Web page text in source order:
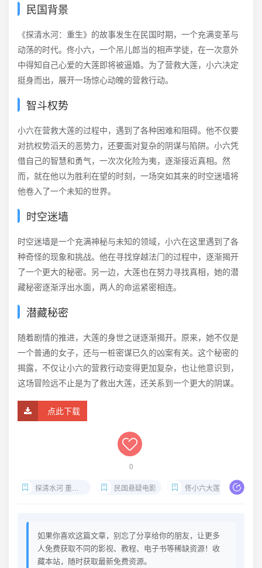
民国背景
《探清水河：重生》的故事发生在民国时期，一个充满变革与
动荡的时代。佟小六，一个吊儿郎当的相声学徒，在一次意外
中得知自己心爱的大莲即将被逼婚。为了营救大莲，小六决定
挺身而出，展开一场惊心动魄的营救行动。
智斗权势
小六在营救大莲的过程中，遇到了各种困难和阻碍。他不仅要
对抗权势滔天的恶势力，还要面对复杂的阴谋与陷阱。小六凭
借自己的智慧和勇气，一次次化险为夷，逐渐接近真相。然
而，就在他以为胜利在望的时刻，一场突如其来的时空迷墙将
他卷入了一个未知的世界。
时空迷墙
时空迷墙是一个充满神秘与未知的领域，小六在这里遇到了各
种奇怪的现象和挑战。他在寻找穿越法门的过程中，逐渐揭开
了一个更大的秘密。另一边，大莲也在努力寻找真相，她的潜
藏秘密逐渐浮出水面，两人的命运紧密相连。
潜藏秘密
随着剧情的推进，大莲的身世之谜逐渐揭开。原来，她不仅是
一个普通的女子，还与一桩密谋已久的凶案有关。这个秘密的
揭露，不仅让小六的营救行动变得更加复杂，也让他意识到，
这场冒险远不止是为了救出大莲，还关系到一个更大的阴谋。
点此下载
0
探清水河 重生 4K 杜比视界 民国悬疑电影 佟小六大莲营救
如果你喜欢这篇文章，别忘了分享给你的朋友，让更多
人免费获取不同的影视、教程、电子书等稀缺资源！收
藏本站，随时获取最新免费资源。